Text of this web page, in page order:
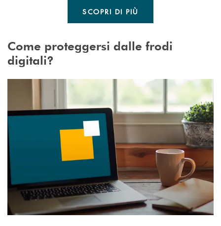
SCOPRI DI PIÙ
Come proteggersi dalle frodi
digitali?